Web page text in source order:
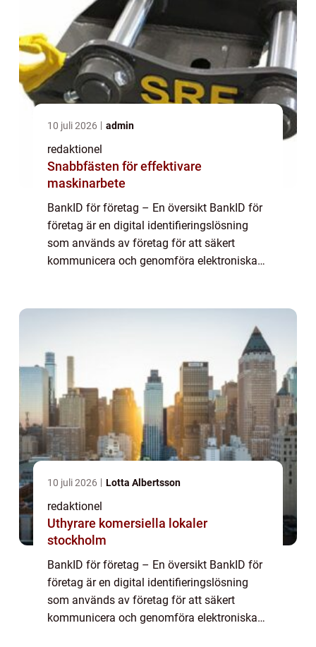
10 juli 2026 admin
redaktionel
Snabbfästen för effektivare
maskinarbete
BankID för företag – En översikt BankID för
företag är en digital identifieringslösning
som används av företag för att säkert
kommunicera och genomföra elektroniska
10 juli 2026 Lotta Albertsson
redaktionel
Uthyrare komersiella lokaler
stockholm
BankID för företag – En översikt BankID för
företag är en digital identifieringslösning
som används av företag för att säkert
kommunicera och genomföra elektroniska